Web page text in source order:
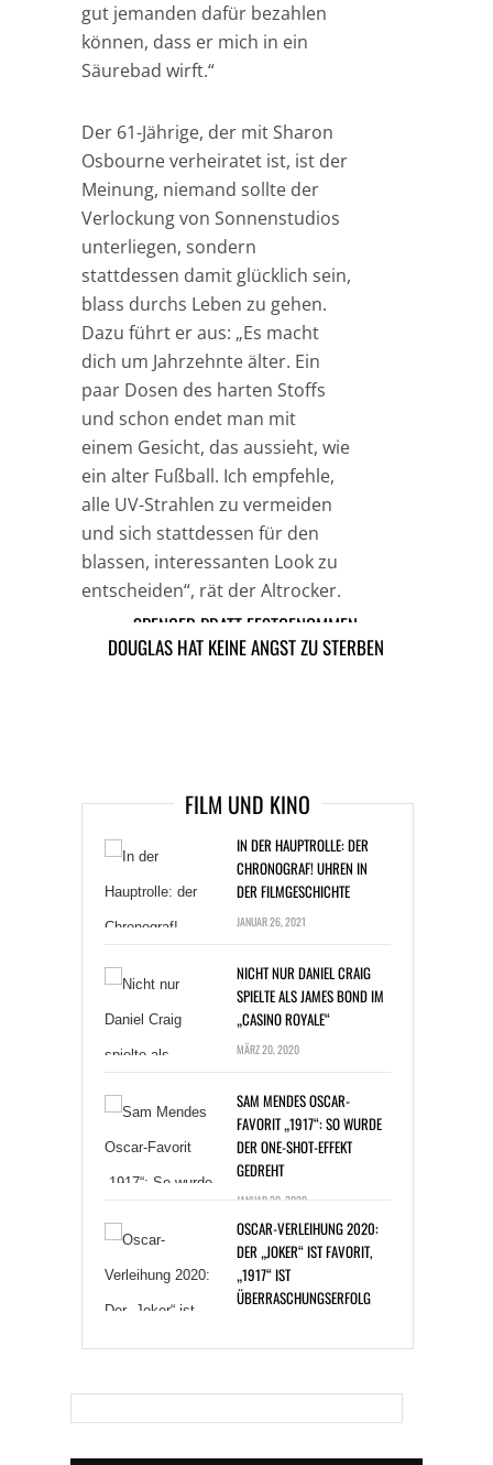
gut jemanden dafür bezahlen
können, dass er mich in ein
Säurebad wirft.“
Der 61-Jährige, der mit Sharon
Osbourne verheiratet ist, ist der
Meinung, niemand sollte der
Verlockung von Sonnenstudios
unterliegen, sondern
stattdessen damit glücklich sein,
blass durchs Leben zu gehen.
Dazu führt er aus: „Es macht
dich um Jahrzehnte älter. Ein
paar Dosen des harten Stoffs
und schon endet man mit
einem Gesicht, das aussieht, wie
ein alter Fußball. Ich empfehle,
alle UV-Strahlen zu vermeiden
und sich stattdessen für den
blassen, interessanten Look zu
entscheiden“, rät der Altrocker.
TAGS MUSIK NEWS OZZY OSBOURNE
SPENCER PRATT FESTGENOMMEN
DOUGLAS HAT KEINE ANGST ZU STERBEN
FILM UND KINO
IN DER HAUPTROLLE: DER
CHRONOGRAF! UHREN IN
DER FILMGESCHICHTE
JANUAR 26, 2021
SPIELTE ALS JAMES BOND IM
„CASINO ROYALE“
MÄRZ 20, 2020
FAVORIT „1917“: SO WURDE
DER ONE-SHOT-EFFEKT
GEDREHT
JANUAR 20, 2020
OSCAR-VERLEIHUNG 2020:
DER „JOKER“ IST FAVORIT,
„1917“ IST
ÜBERRASCHUNGSERFOLG
JANUAR 14, 2020
EFRON BEI DREHARBEITEN
DEZEMBER 30, 2019